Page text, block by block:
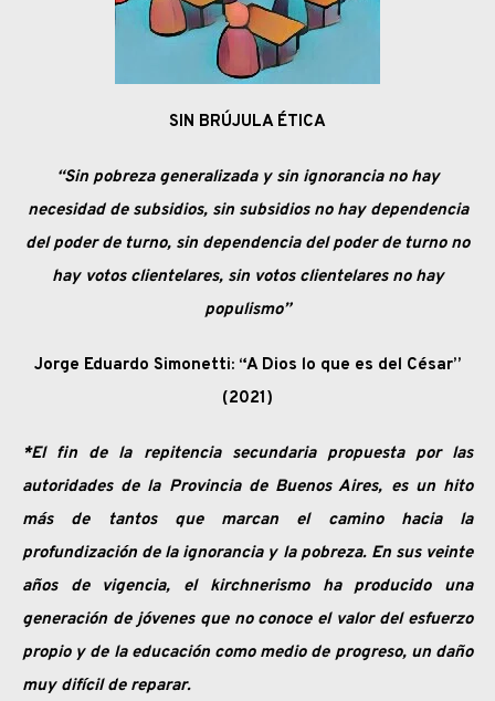
SIN BRÚJULA ÉTICA
“Sin pobreza generalizada y sin ignorancia no hay
necesidad de subsidios, sin subsidios no hay dependencia
del poder de turno, sin dependencia del poder de turno no
hay votos clientelares, sin votos clientelares no hay
populismo”
Jorge Eduardo Simonetti: “A Dios lo que es del César”
(2021)
*El fin de la repitencia secundaria propuesta por las
autoridades de la Provincia de Buenos Aires, es un hito
más de tantos que marcan el camino hacia la
profundización de la ignorancia y la pobreza. En sus veinte
años de vigencia, el kirchnerismo ha producido una
generación de jóvenes que no conoce el valor del esfuerzo
propio y de la educación como medio de progreso, un daño
muy difícil de reparar.